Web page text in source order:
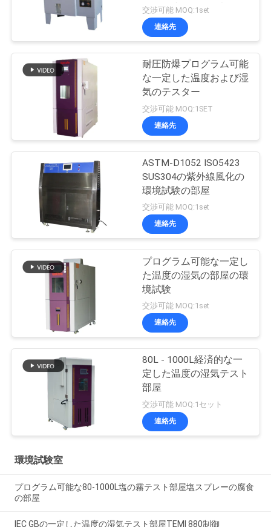
レーの腐食テスト部屋
交渉可能 MOQ:1set
連絡先
耐圧防爆プログラム可能
な一定した温度および湿
気のテスター
交渉可能 MOQ:1SET
連絡先
ASTM-D1052 ISO5423
SUS304の紫外線風化の
環境試験の部屋
交渉可能 MOQ:1set
連絡先
プログラム可能な一定し
た温度の湿気の部屋の環
境試験
交渉可能 MOQ:1set
連絡先
80L - 1000L経済的な一
定した温度の湿気テスト
部屋
交渉可能 MOQ:1セット
連絡先
環境試験室
プログラム可能な80-1000L塩の霧テスト部屋塩スプレーの腐食
の部屋
IEC GBの一定した温度の湿気テスト部屋TEMI 880制御